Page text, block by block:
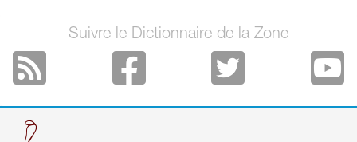
Suivre le Dictionnaire de la Zone